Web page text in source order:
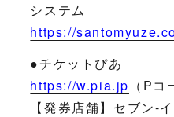
システム
https://
●チケットぴあ
https://w.pia.jp （P
【発券店舗】セブン-